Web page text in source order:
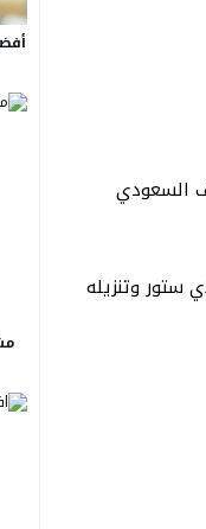
السعودي
ستور وتنزيله